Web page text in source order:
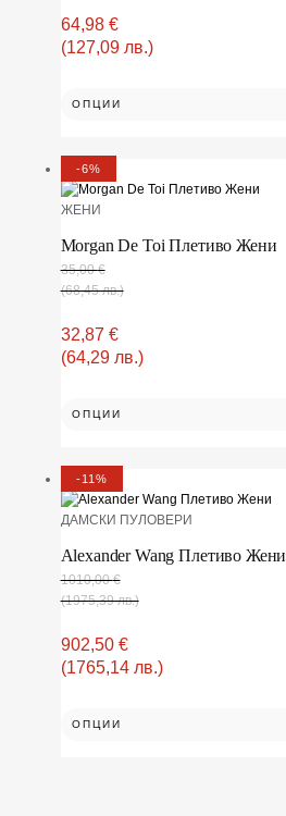
64,98 €
(127,09 лв.)
ОПЦИИ
-6%
ЖЕНИ
Morgan De Toi Плетиво Жени
35,00€
(68,45 лв.)
32,87 €
(64,29 лв.)
ОПЦИИ
-11%
ДАМСКИ ПУЛОВЕРИ
Alexander Wang Плетиво Жени
1010,00€
(1975,39 лв.)
902,50 €
(1765,14 лв.)
ОПЦИИ